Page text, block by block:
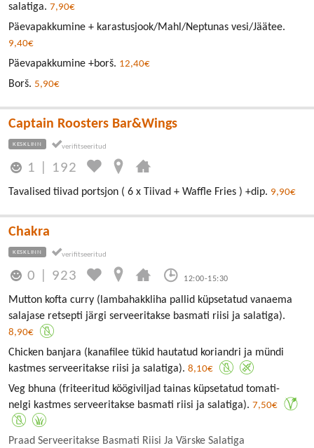
salatiga. 7,90€
Päevapakkumine + karastusjook/Mahl/Neptunas vesi/Jäätee.
9,40€
Päevapakkumine +borš. 12,40€
Borš. 5,90€
Captain Roosters Bar&Wings
KESKLINN
1 192
Tavalised tiivad portsjon ( 6 x Tiivad + Waffle Fries ) +dip. 9,90€
Chakra
KESKLINN
0 923 12:00-15:30
Mutton kofta curry (lambahakkliha pallid küpsetatud vanaema
salajase retsepti järgi serveeritakse basmati riisi ja salatiga).
8,90€
Chicken banjara (kanafilee tükid hautatud koriandri ja mündi
kastmes serveeritakse riisi ja salatiga). 8,10€
Veg bhuna (friteeritud köögiviljad tainas küpsetatud tomati-
nelgi kastmes serveeritakse basmati riisi ja salatiga). 7,50€
Praad Serveeritakse Basmati Riisi Ja Värske Salatiga